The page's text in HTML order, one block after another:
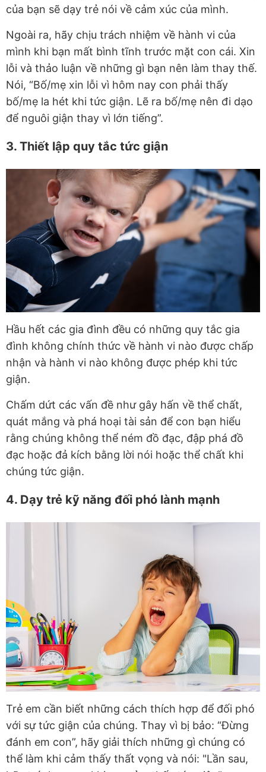
của bạn sẽ dạy trẻ nói về cảm xúc của mình.
Ngoài ra, hãy chịu trách nhiệm về hành vi của
mình khi bạn mất bình tĩnh trước mặt con cái. Xin
lỗi và thảo luận về những gì bạn nên làm thay thế.
Nói, “Bố/mẹ xin lỗi vì hôm nay con phải thấy
bố/mẹ la hét khi tức giận. Lẽ ra bố/mẹ nên đi dạo
để nguôi giận thay vì lớn tiếng”.
3. Thiết lập quy tắc tức giận
Hầu hết các gia đình đều có những quy tắc gia
đình không chính thức về hành vi nào được chấp
nhận và hành vi nào không được phép khi tức
giận.
Chấm dứt các vấn đề như gây hấn về thể chất,
quát mắng và phá hoại tài sản để con bạn hiểu
rằng chúng không thể ném đồ đạc, đập phá đồ
đạc hoặc đả kích bằng lời nói hoặc thể chất khi
chúng tức giận.
4. Dạy trẻ kỹ năng đối phó lành mạnh
Trẻ em cần biết những cách thích hợp để đối phó
với sự tức giận của chúng. Thay vì bị bảo: “Đừng
đánh em con”, hãy giải thích những gì chúng có
thể làm khi cảm thấy thất vọng và nói: "Lần sau,